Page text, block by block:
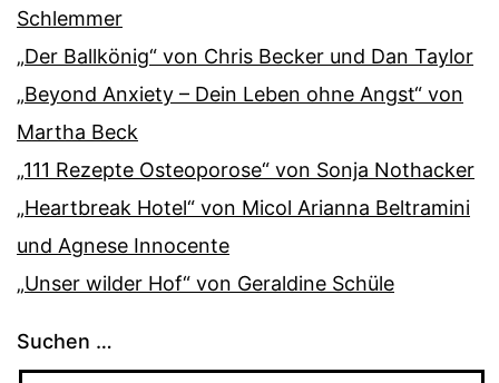
Schlemmer
„Der Ballkönig“ von Chris Becker und Dan Taylor
„Beyond Anxiety – Dein Leben ohne Angst“ von
Martha Beck
„111 Rezepte Osteoporose“ von Sonja Nothacker
„Heartbreak Hotel“ von Micol Arianna Beltramini
und Agnese Innocente
„Unser wilder Hof“ von Geraldine Schüle
Suchen …